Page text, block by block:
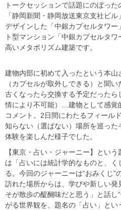
トークセッションで話題にのぼっ
「静岡新聞・静岡放送東京支社ビ
デザインした「中銀カプセルタワ
ト型マンション「中銀カプセルタ
高いメタボリズム建築です。
建物内部に初めて入ったという本
（カプセルが取外しできる）と聞
古くなったら交換する予定だった
情により不可能）…建物として感覚
コメント。2日間にわたるフィール
知らない（選ばない）場所を巡っ
体験を楽しんだ様子でした。
【東京・占い・ジャーニー】とい
は「占いには統計学的なものと、
る。今回のジャーニーは“おみくじ”
訪れた場所からは、学びや新しい発
そが散歩の醍醐味だと思う」と話し
がる世界観を、題名の「占い」とい